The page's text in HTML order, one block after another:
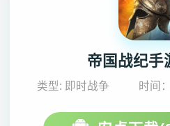
帝国战纪手
类型: 即时战争 时间